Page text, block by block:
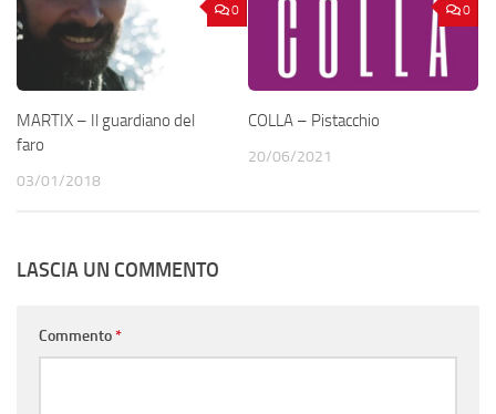
0
MARTIX – Il guardiano del
faro
03/01/2018
0
COLLA – Pistacchio
20/06/2021
LASCIA UN COMMENTO
Commento*